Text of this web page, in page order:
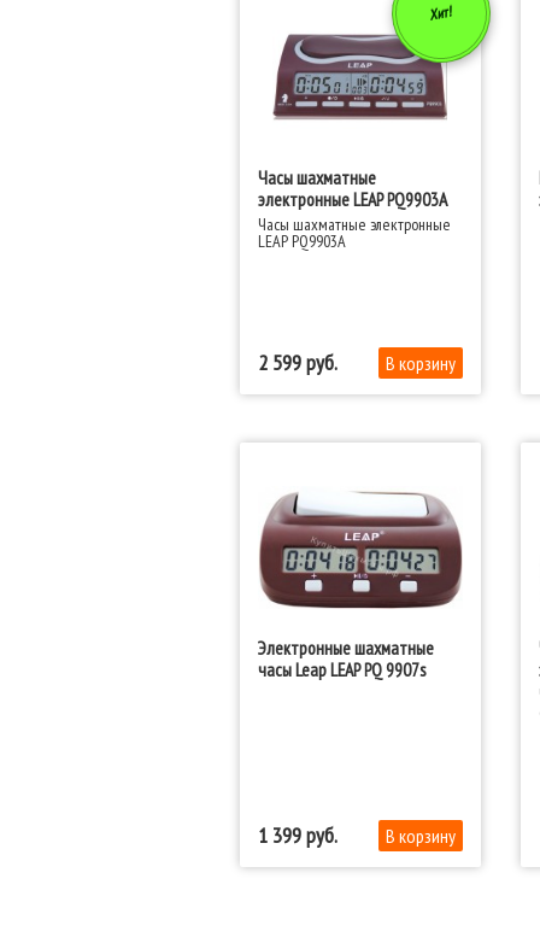
Хит!
Часы шахматные
электронные LEAP PQ9903A
Часы шахматные электронные
LEAP PQ9903A
2 599
Электронные шахматные
часы Leap LEAP PQ 9907s
1 399